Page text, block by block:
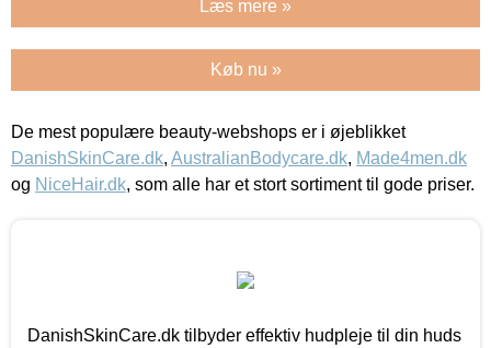
Læs mere »
Køb nu »
De mest populære beauty-webshops er i øjeblikket
DanishSkinCare.dk, AustralianBodycare.dk, Made4men.dk
og NiceHair.dk, som alle har et stort sortiment til gode priser.
DanishSkinCare.dk tilbyder effektiv hudpleje til din huds